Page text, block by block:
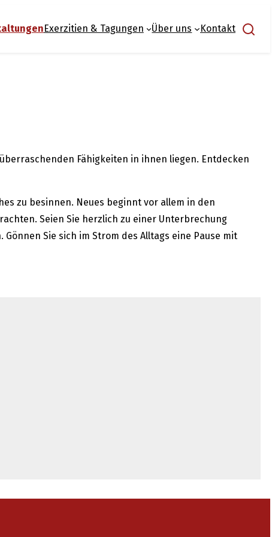
Exerzitien & Tagungen Über uns Kontakt Suchen
Fähigkeiten in ihnen liegen. Entdecken
zu besinnen. Neues beginnt vor allem in den
Seien Sie herzlich zu einer Unterbrechung
Sie sich im Strom des Alltags eine Pause mit